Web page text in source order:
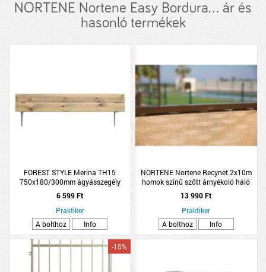
NORTENE Nortene Easy Bordura... ár és
hasonló termékek
FOREST STYLE Merina TH15
750x180/300mm ágyásszegély
6 599 Ft
Praktiker
A bolthoz
Info
NORTENE Nortene Recynet 2x10m
homok színű szőtt árnyékoló háló
13 990 Ft
Praktiker
A bolthoz
Info
-15%